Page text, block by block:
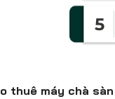
thuê máy chà sàn